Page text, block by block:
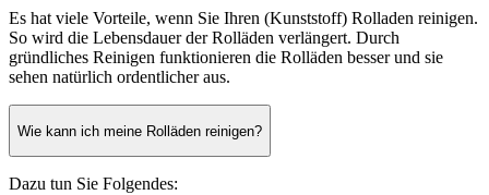
Es hat viele Vorteile, wenn Sie Ihren (Kunststoff) Rolladen reinigen.
So wird die Lebensdauer der Rolläden verlängert. Durch
gründliches Reinigen funktionieren die Rolläden besser und sie
sehen natürlich ordentlicher aus.
Wie kann ich meine Rolläden reinigen?
Dazu tun Sie Folgendes: